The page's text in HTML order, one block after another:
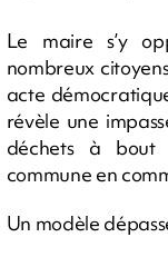
Le maire s’y
nombreux
acte
révèle une
déchets à bout
commune en
Un modèle